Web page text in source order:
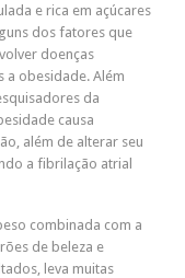
e rica em açúcares
dos fatores que
doenças
a obesidade. Além
da
causa
além de alterar seu
a fibrilação atrial
combinada com a
de beleza e
leva muitas